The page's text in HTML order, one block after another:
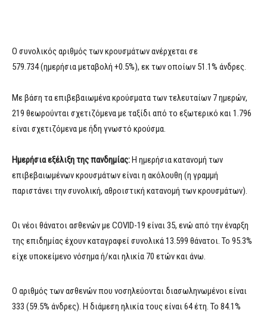
Ο συνολικός αριθμός των κρουσμάτων ανέρχεται σε
579.734 (ημερήσια μεταβολή +0.5%), εκ των οποίων 51.1% άνδρες.
Με βάση τα επιβεβαιωμένα κρούσματα των τελευταίων 7 ημερών,
219 θεωρούνται σχετιζόμενα με ταξίδι από το εξωτερικό και 1.796
είναι σχετιζόμενα με ήδη γνωστό κρούσμα.
Ημερήσια εξέλιξη της πανδημίας:Η ημερήσια κατανομή των
επιβεβαιωμένων κρουσμάτων είναι η ακόλουθη (η γραμμή
παριστάνει την συνολική, αθροιστική κατανομή των κρουσμάτων).
Οι νέοι θάνατοι ασθενών με COVID-19 είναι 35, ενώ από την έναρξη
της επιδημίας έχουν καταγραφεί συνολικά 13.599 θάνατοι. Το 95.3%
είχε υποκείμενο νόσημα ή/και ηλικία 70 ετών και άνω.
Ο αριθμός των ασθενών που νοσηλεύονται διασωληνωμένοι είναι
333 (59.5% άνδρες). Η διάμεση ηλικία τους είναι 64 έτη. To 84.1%